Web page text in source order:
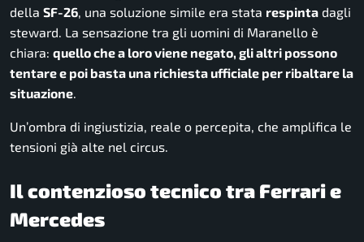
della SF-26, una soluzione simile era stata respinta dagli
steward. La sensazione tra gli uomini di Maranello è
chiara: quello che a loro viene negato, gli altri possono
tentare e poi basta una richiesta ufficiale per ribaltare la
situazione.
Un’ombra di ingiustizia, reale o percepita, che amplifica le
tensioni già alte nel circus.
Il contenzioso tecnico tra Ferrari e
Mercedes